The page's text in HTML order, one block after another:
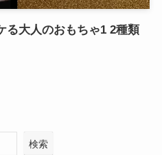
る大人のおもちゃ1 2種類
検索